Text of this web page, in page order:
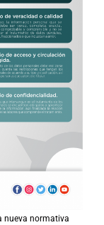
nueva normativa